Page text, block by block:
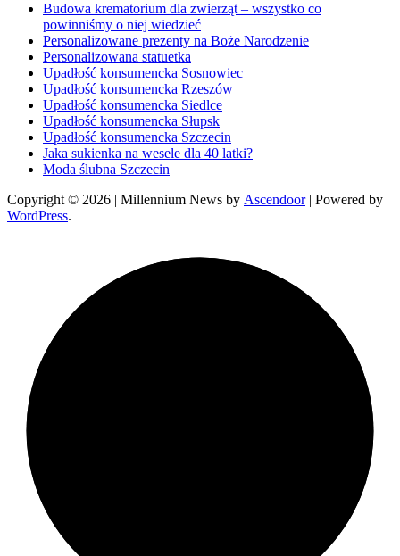
Budowa krematorium dla zwierząt – wszystko co
powinniśmy o niej wiedzieć
Personalizowane prezenty na Boże Narodzenie
Personalizowana statuetka
Upadłość konsumencka Sosnowiec
Upadłość konsumencka Rzeszów
Upadłość konsumencka Siedlce
Upadłość konsumencka Słupsk
Upadłość konsumencka Szczecin
Jaka sukienka na wesele dla 40 latki?
Moda ślubna Szczecin
Copyright © 2026 | Millennium News by Ascendoor| Powered by
WordPress.